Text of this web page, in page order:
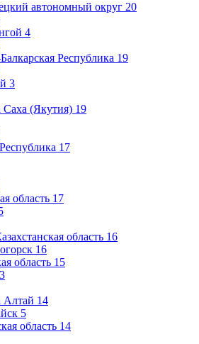
автономный округ 20
4
Республика 19
3
Саха (Якутия) 19
17
область 17
область 16
16
область 15
Алтай 14
5
область 14